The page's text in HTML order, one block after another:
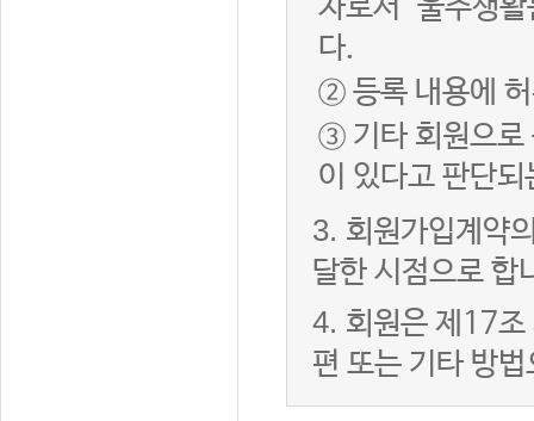
자로서 "울주생
다.
② 등록 내용에
③ 기타 회원으로
이 있다고 판단되
3. 회원가입계약
달한 시점으로 합
4. 회원은 제17조
편 또는 기타 방